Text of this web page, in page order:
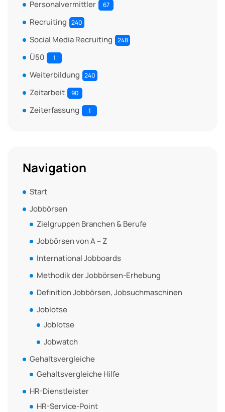
Personalvermittler 67
Recruiting 240
Social Media Recruiting 248
Ü50 1
Weiterbildung 240
Zeitarbeit 90
Zeiterfassung 1
Navigation
Start
Jobbörsen
Zielgruppen Branchen & Berufe
Jobbörsen von A – Z
International Jobboards
Methodik der Jobbörsen-Erhebung
Definition Jobbörsen, Jobsuchmaschinen
Joblotse
Joblotse
Jobwatch
Gehaltsvergleiche
Gehaltsvergleiche Hilfe
HR-Dienstleister
HR-Service-Point